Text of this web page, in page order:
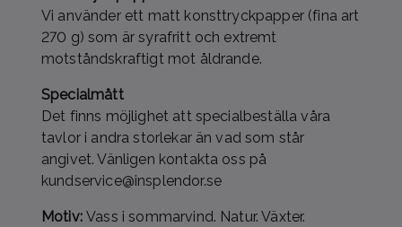
Vi använder ett matt konsttryckpapper (fina art
270 g) som är syrafritt och extremt
motståndskraftigt mot åldrande.
Specialmått
Det finns möjlighet att specialbeställa våra
tavlor i andra storlekar än vad som står
angivet. Vänligen kontakta oss på
kundservice@insplendor.se
Motiv:Vass i sommarvind. Natur. Växter.